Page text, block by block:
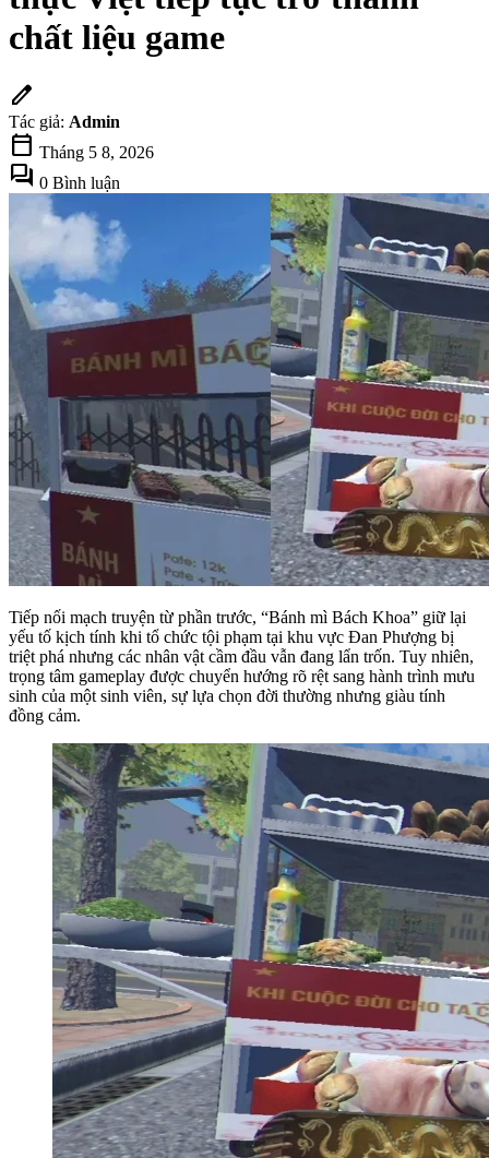
chất liệu game
edit
Tác giả: Admin
calendar_today Tháng 5 8, 2026
forum 0 Bình luận
Tiếp nối mạch truyện từ phần trước, “Bánh mì Bách Khoa” giữ lại
yếu tố kịch tính khi tổ chức tội phạm tại khu vực Đan Phượng bị
triệt phá nhưng các nhân vật cầm đầu vẫn đang lẩn trốn. Tuy nhiên,
trọng tâm gameplay được chuyển hướng rõ rệt sang hành trình mưu
sinh của một sinh viên, sự lựa chọn đời thường nhưng giàu tính
đồng cảm.